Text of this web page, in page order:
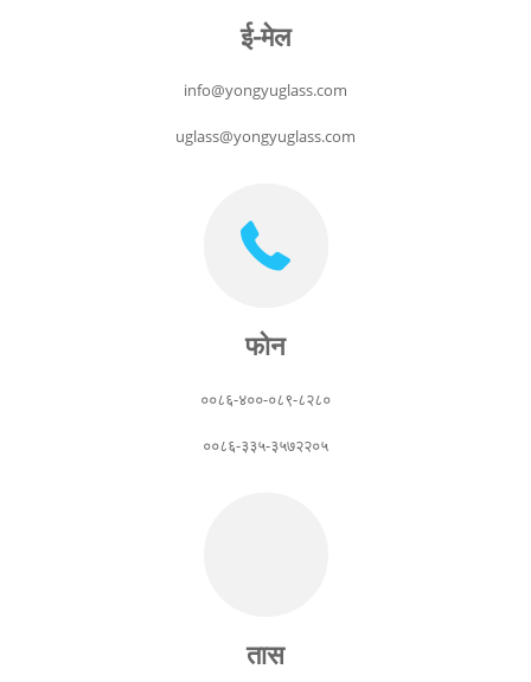
ई-मेल
info@yongyuglass.com
uglass@yongyuglass.com
फोन
००८६-४००-०८९-८२८०
००८६-३३५-३५७२२०५
तास